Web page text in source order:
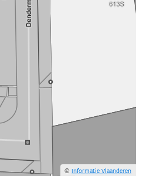
©Informatie Vlaanderen